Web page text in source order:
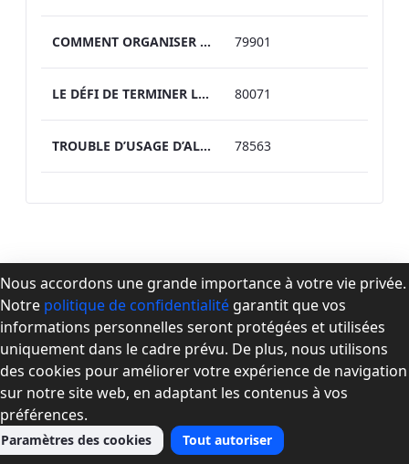
COMMENT ORGANISER SIMPLEMENT LA PRISE EN CHARGE DE L’HÉPATITE C DANS LES SERVICES DE TAO Dre Ann-Sophie Allard 79901
LE DÉFI DE TERMINER LE TRAITEMENT AVEC LA BUPRÉNORPHINE : NOUVELLES STRATÉGIES ET PRÉSENTATION DE CAS Drs David Barbeau et Nicolas Demers 80071
TROUBLE D’USAGE D’ALCOOL ET DÉFICITS COGNITIFS : PISTES POUR L’ÉVALUATION ET LA PRISE EN CHARGE Catherine Dugas erg. M.Sc et Véronique Desbaumes Jodoin, PhD PsyD 78563
À propos de la CPMD
Devenir membre
Se connecter
Nous joindre
Nous accordons une grande importance à votre vie privée.
Notre politique de confidentialité garantit que vos
informations personnelles seront protégées et utilisées
uniquement dans le cadre prévu. De plus, nous utilisons
des cookies pour améliorer votre expérience de navigation
sur notre site web, en adaptant les contenus à vos
préférences.
Paramètres des cookies Tout autoriser